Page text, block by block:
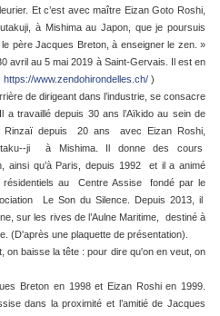
Et c’est avec maître Eizan Goto Roshi,
à Mishima au Japon, que je poursuis
père Jacques Breton, à enseigner le zen. »
avril au 5 mai 2019 à Saint-Gervais. Il est en
https://www.zendohirondelles.ch/ )
de dirigeant dans l’industrie, se consacre
a travaillé depuis 30 ans l’Aïkido au sein de
Rinzaï depuis 20 ans avec Eizan Roshi,
­‐ji à Mishima. Il donne des cours
qu’à Paris, depuis 1992 et il a animé
résidentiels au Centre Assise fondé par le
Le Son du Silence. Depuis 2013, il
sur les rives de l’Aulne Maritime, destiné à
(D'après une plaquette de présentation).
on baisse la tête : pour dire qu'on en veut, on
Breton en 1998 et Eizan Roshi en 1999.
dans la proximité et l’amitié de Jacques